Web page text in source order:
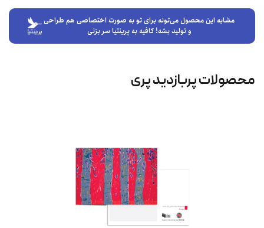
مشابه این محصول می‌تونه برای تو به صورت اختصاصی هم طراحی
و تولید بشه! کافیه به پرینتیا سر بزنی
محصولات پربازدید پری